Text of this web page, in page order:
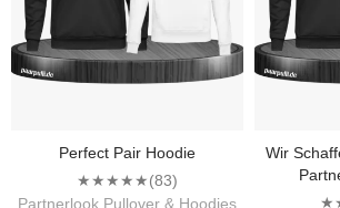
Perfect Pair Hoodie
★★★★★(83)
Partnerlook Pullover & Hoodies
Wir